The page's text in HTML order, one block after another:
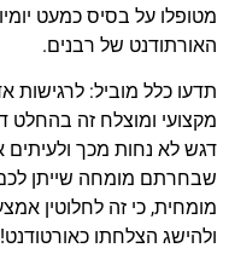
מטופלו על בסיס כמעט
האורתודנט של רבנים.
תדעו כלל מוביל: לרגישות
מקצועי ומוצלח זה בהחלט
דגש לא נחות מכך ולעיתים
שבחרתם מומחה שייתן
מומחית, כי זה לחלוטין
ולהישג הצלחתו